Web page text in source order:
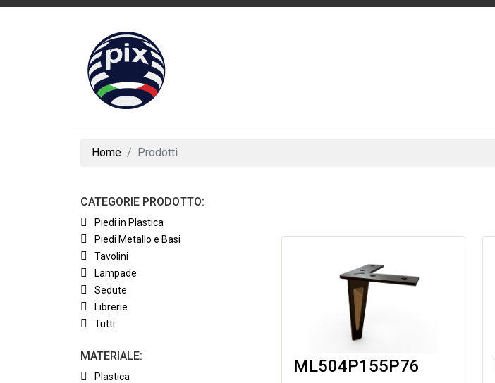
Home Prodotti
CATEGORIE PRODOTTO:
Piedi in Plastica
Piedi Metallo e Basi
Tavolini
Lampade
Sedute
Librerie
Tutti
MATERIALE:
Plastica
ML504P155P76